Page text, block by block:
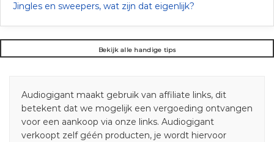
Jingles en sweepers, wat zijn dat eigenlijk?
Bekijk alle handige tips
Audiogigant maakt gebruik van affiliate links, dit
betekent dat we mogelijk een vergoeding ontvangen
voor een aankoop via onze links. Audiogigant
verkoopt zelf géén producten, je wordt hiervoor